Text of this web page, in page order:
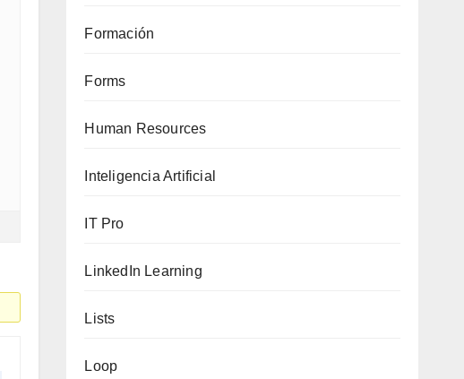
Formación
Forms
Human Resources
Inteligencia Artificial
IT Pro
LinkedIn Learning
Lists
Loop